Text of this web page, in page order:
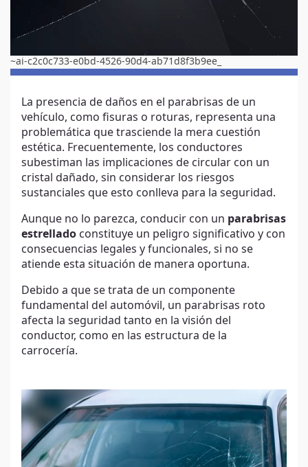
~ai-c2c0c733-e0bd-4526-90d4-ab71d8f3b9ee_
La presencia de daños en el parabrisas de un
vehículo, como fisuras o roturas, representa una
problemática que trasciende la mera cuestión
estética. Frecuentemente, los conductores
subestiman las implicaciones de circular con un
cristal dañado, sin considerar los riesgos
sustanciales que esto conlleva para la seguridad.
Aunque no lo parezca, conducir con un parabrisas
estrellado constituye un peligro significativo y con
consecuencias legales y funcionales, si no se
atiende esta situación de manera oportuna.
Debido a que se trata de un componente
fundamental del automóvil, un parabrisas roto
afecta la seguridad tanto en la visión del
conductor, como en las estructura de la
carrocería.